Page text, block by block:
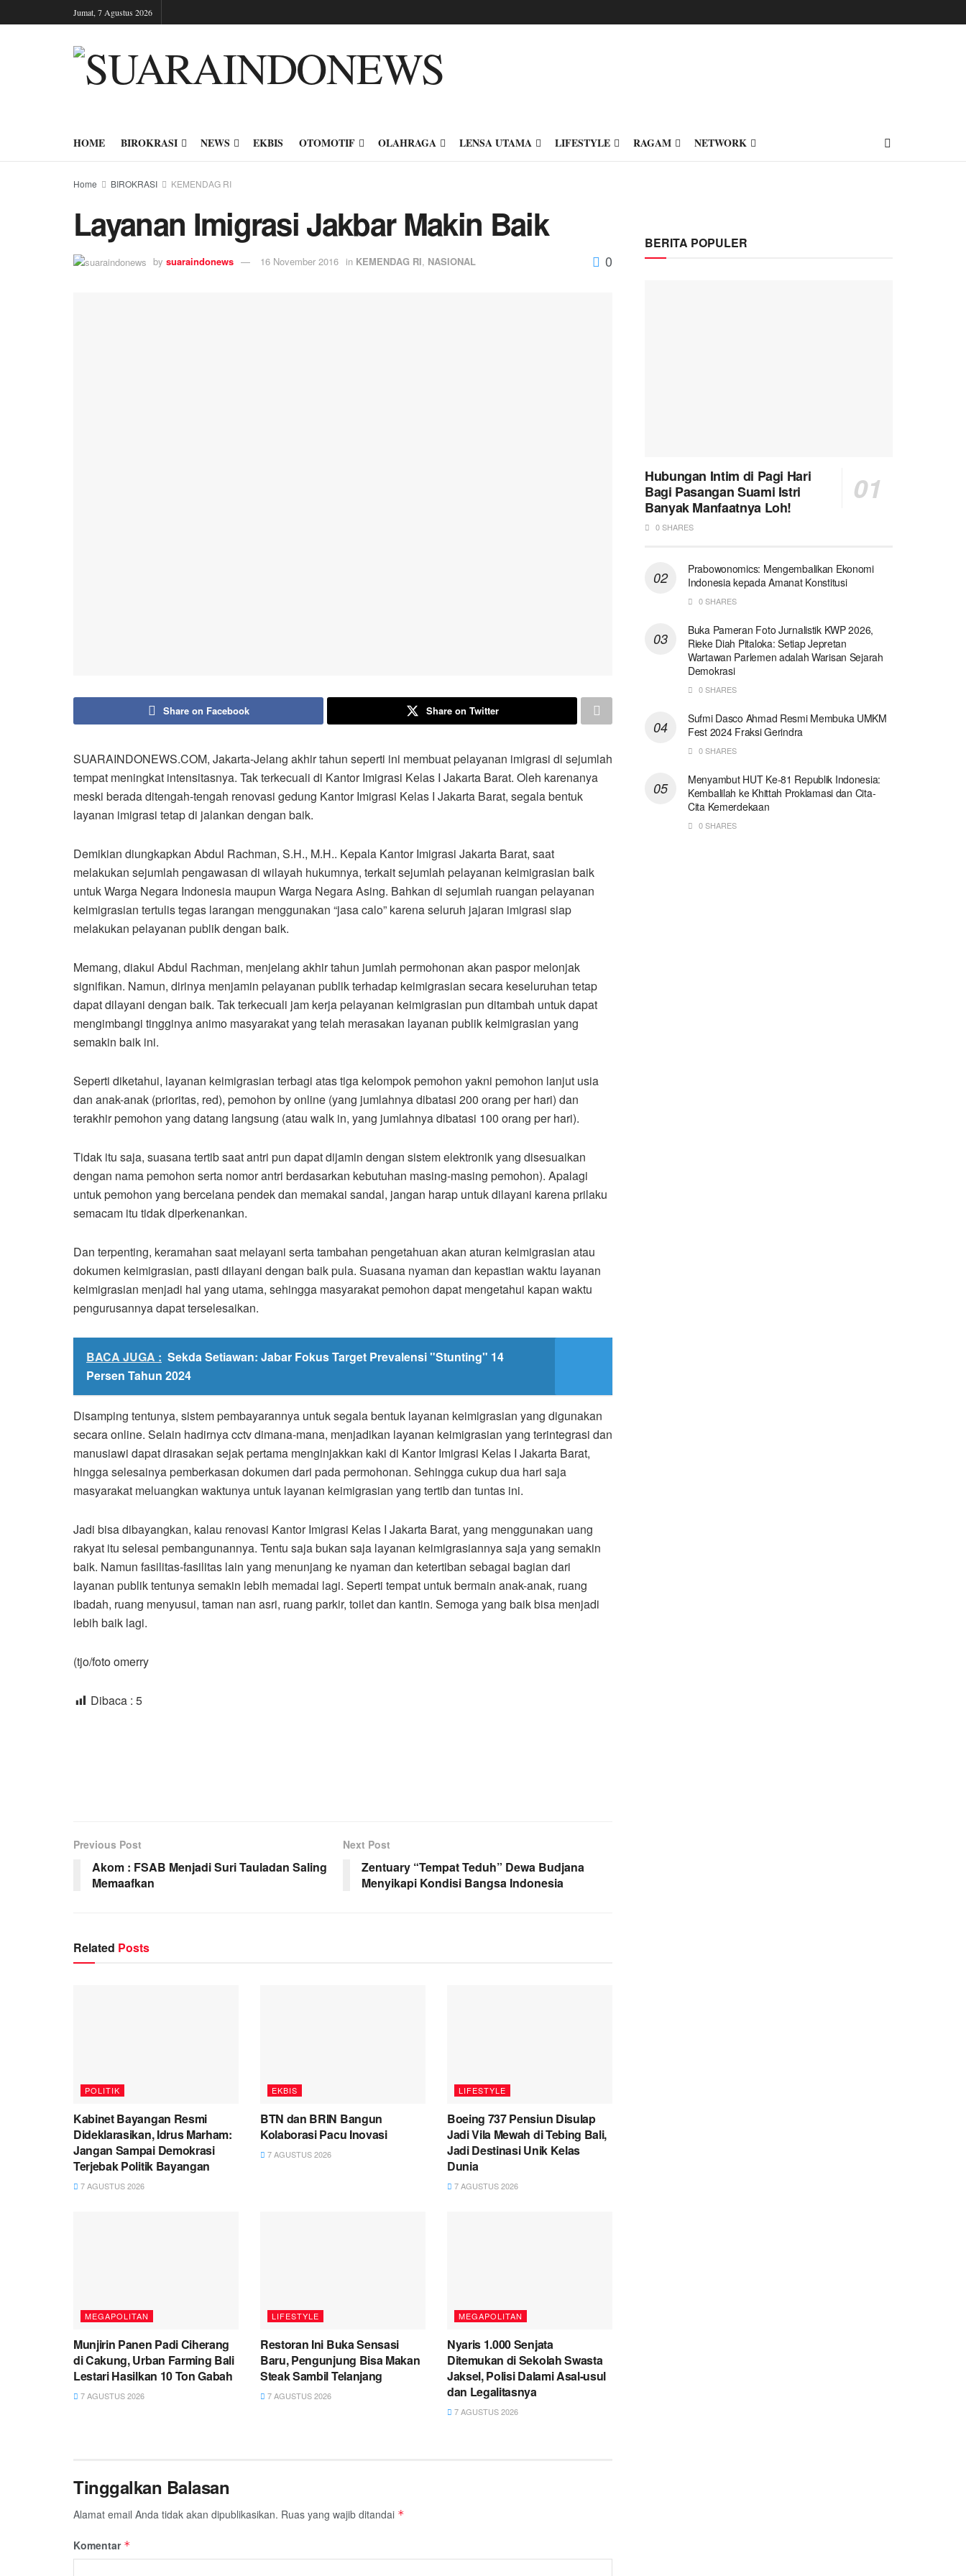
Jumat, 7 Agustus 2026
HOME BIROKRASI NEWS EKBIS OTOMOTIF OLAHRAGA LENSA UTAMA LIFESTYLE RAGAM NETWORK
Home BIROKRASI KEMENDAG RI
Layanan Imigrasi Jakbar Makin Baik
by suaraindonews 16 November 2016 in KEMENDAG RI, NASIONAL 0
Share on Facebook Share on Twitter
SUARAINDONEWS.COM, Jakarta-Jelang akhir tahun seperti ini membuat pelayanan imigrasi di sejumlah
tempat meningkat intensitasnya. Tak terkecuali di Kantor Imigrasi Kelas I Jakarta Barat. Oleh karenanya
meski berada ditengah-tengah renovasi gedung Kantor Imigrasi Kelas I Jakarta Barat, segala bentuk
layanan imigrasi tetap di jalankan dengan baik.
Demikian diungkapkan Abdul Rachman, S.H., M.H.. Kepala Kantor Imigrasi Jakarta Barat, saat
melakukan sejumlah pengawasan di wilayah hukumnya, terkait sejumlah pelayanan keimigrasian baik
untuk Warga Negara Indonesia maupun Warga Negara Asing. Bahkan di sejumlah ruangan pelayanan
keimigrasian tertulis tegas larangan menggunakan “jasa calo” karena seluruh jajaran imigrasi siap
melakukan pelayanan publik dengan baik.
Memang, diakui Abdul Rachman, menjelang akhir tahun jumlah permohonan akan paspor melonjak
signifikan. Namun, dirinya menjamin pelayanan publik terhadap keimigrasian secara keseluruhan tetap
dapat dilayani dengan baik. Tak terkecuali jam kerja pelayanan keimigrasian pun ditambah untuk dapat
mengimbangi tingginya animo masyarakat yang telah merasakan layanan publik keimigrasian yang
semakin baik ini.
Seperti diketahui, layanan keimigrasian terbagi atas tiga kelompok pemohon yakni pemohon lanjut usia
dan anak-anak (prioritas, red), pemohon by online (yang jumlahnya dibatasi 200 orang per hari) dan
terakhir pemohon yang datang langsung (atau walk in, yang jumlahnya dibatasi 100 orang per hari).
Tidak itu saja, suasana tertib saat antri pun dapat dijamin dengan sistem elektronik yang disesuaikan
dengan nama pemohon serta nomor antri berdasarkan kebutuhan masing-masing pemohon). Apalagi
untuk pemohon yang bercelana pendek dan memakai sandal, jangan harap untuk dilayani karena prilaku
semacam itu tidak diperkenankan.
Dan terpenting, keramahan saat melayani serta tambahan pengetahuan akan aturan keimigrasian atau
dokumen keimigrasian, pasti dilayani dengan baik pula. Suasana nyaman dan kepastian waktu layanan
keimigrasian menjadi hal yang utama, sehingga masyarakat pemohon dapat mengetahui kapan waktu
pengurusannya dapat terselesaikan.
BACA JUGA : Sekda Setiawan: Jabar Fokus Target Prevalensi "Stunting" 14
Persen Tahun 2024
Disamping tentunya, sistem pembayarannya untuk segala bentuk layanan keimigrasian yang digunakan
secara online. Selain hadirnya cctv dimana-mana, menjadikan layanan keimigrasian yang terintegrasi dan
manusiawi dapat dirasakan sejak pertama menginjakkan kaki di Kantor Imigrasi Kelas I Jakarta Barat,
hingga selesainya pemberkasan dokumen dari pada permohonan. Sehingga cukup dua hari saja
masyarakat meluangkan waktunya untuk layanan keimigrasian yang tertib dan tuntas ini.
Jadi bisa dibayangkan, kalau renovasi Kantor Imigrasi Kelas I Jakarta Barat, yang menggunakan uang
rakyat itu selesai pembangunannya. Tentu saja bukan saja layanan keimigrasiannya saja yang semakin
baik. Namun fasilitas-fasilitas lain yang menunjang ke nyaman dan ketertiban sebagai bagian dari
layanan publik tentunya semakin lebih memadai lagi. Seperti tempat untuk bermain anak-anak, ruang
ibadah, ruang menyusui, taman nan asri, ruang parkir, toilet dan kantin. Semoga yang baik bisa menjadi
lebih baik lagi.
(tjo/foto omerry
Dibaca : 5
Previous Post
Akom : FSAB Menjadi Suri Tauladan Saling
Memaafkan
Next Post
Zentuary “Tempat Teduh” Dewa Budjana
Menyikapi Kondisi Bangsa Indonesia
Related Posts
POLITIK
Kabinet Bayangan Resmi
Dideklarasikan, Idrus Marham:
Jangan Sampai Demokrasi
Terjebak Politik Bayangan
7 AGUSTUS 2026
EKBIS
BTN dan BRIN Bangun
Kolaborasi Pacu Inovasi
7 AGUSTUS 2026
LIFESTYLE
Boeing 737 Pensiun Disulap
Jadi Vila Mewah di Tebing Bali,
Jadi Destinasi Unik Kelas
Dunia
7 AGUSTUS 2026
MEGAPOLITAN
Munjirin Panen Padi Ciherang
di Cakung, Urban Farming Bali
Lestari Hasilkan 10 Ton Gabah
7 AGUSTUS 2026
LIFESTYLE
Restoran Ini Buka Sensasi
Baru, Pengunjung Bisa Makan
Steak Sambil Telanjang
7 AGUSTUS 2026
MEGAPOLITAN
Nyaris 1.000 Senjata
Ditemukan di Sekolah Swasta
Jaksel, Polisi Dalami Asal-usul
dan Legalitasnya
7 AGUSTUS 2026
Tinggalkan Balasan
Alamat email Anda tidak akan dipublikasikan. Ruas yang wajib ditandai *
Komentar *
BERITA POPULER
Hubungan Intim di Pagi Hari
Bagi Pasangan Suami Istri
Banyak Manfaatnya Loh!
0 SHARES
Prabowonomics: Mengembalikan Ekonomi
Indonesia kepada Amanat Konstitusi
0 SHARES
Buka Pameran Foto Jurnalistik KWP 2026,
Rieke Diah Pitaloka: Setiap Jepretan
Wartawan Parlemen adalah Warisan Sejarah
Demokrasi
0 SHARES
Sufmi Dasco Ahmad Resmi Membuka UMKM
Fest 2024 Fraksi Gerindra
0 SHARES
Menyambut HUT Ke-81 Republik Indonesia:
Kembalilah ke Khittah Proklamasi dan Cita-
Cita Kemerdekaan
0 SHARES